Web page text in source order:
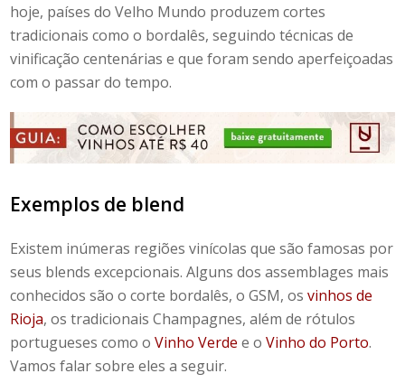
hoje, países do Velho Mundo produzem cortes
tradicionais como o bordalês, seguindo técnicas de
vinificação centenárias e que foram sendo aperfeiçoadas
com o passar do tempo.
Exemplos de blend
Existem inúmeras regiões vinícolas que são famosas por
seus blendsexcepcionais. Alguns dosassemblages mais
conhecidos são ocorte bordalês, o GSM, osvinhos de
Rioja, os tradicionaisChampagnes, além de rótulos
portugueses como oVinho Verde e oVinho do Porto.
Vamos falar sobre eles a seguir.